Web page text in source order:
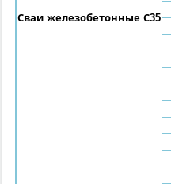
Сваи железобетонные С35